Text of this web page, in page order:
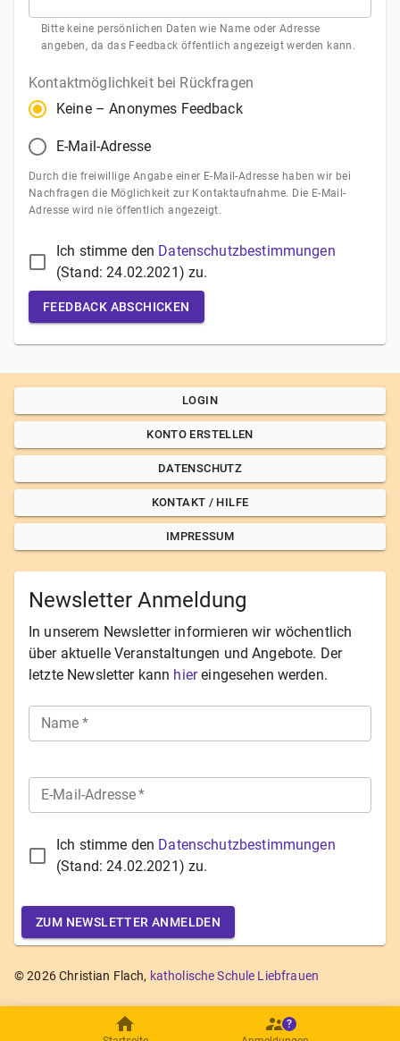
Bitte keine persönlichen Daten wie Name oder Adresse
angeben, da das Feedback öffentlich angezeigt werden kann.
Kontaktmöglichkeit bei Rückfragen
Keine – Anonymes Feedback
E-Mail-Adresse
Durch die freiwillige Angabe einer E-Mail-Adresse haben wir bei
Nachfragen die Möglichkeit zur Kontaktaufnahme. Die E-Mail-
Adresse wird nie öffentlich angezeigt.
Ich stimme den Datenschutzbestimmungen
(Stand:24.02.2021) zu.
FEEDBACK ABSCHICKEN
LOGIN
KONTO ERSTELLEN
DATENSCHUTZ
KONTAKT / HILFE
IMPRESSUM
Newsletter Anmeldung
In unserem Newsletter informieren wir wöchentlich
über aktuelle Veranstaltungen und Angebote. Der
letzte Newsletter kann hier eingesehen werden.
Name *
E-Mail-Adresse*
Ich stimme den Datenschutzbestimmungen
(Stand:24.02.2021) zu.
ZUM NEWSLETTER ANMELDEN
©2026Christian Flach, katholische Schule Liebfrauen
?